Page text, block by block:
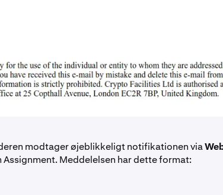
modtager øjeblikkeligt notifikationen via
Assignment. Meddelelsen har dette format: